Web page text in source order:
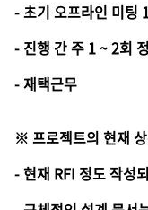
- 초기 오프라인 미팅
- 진행 간 주 1 ~ 2회
- 재택근무
※ 프로젝트의 현재
- 현재 RFI 정도 작성